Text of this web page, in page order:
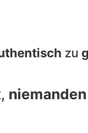
zu